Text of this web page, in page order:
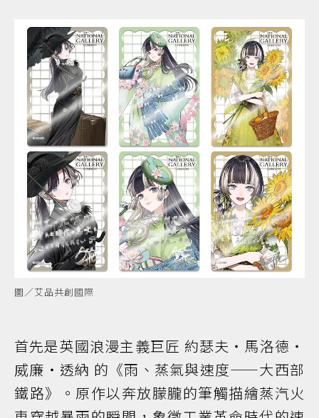
圖／艾品共創國際
首先是英國浪漫主義巨匠 約瑟夫・馬洛德・
威廉・透納 的《雨、蒸氣與速度——大西部
鐵路》。原作以奔放朦朧的筆觸描繪蒸汽火